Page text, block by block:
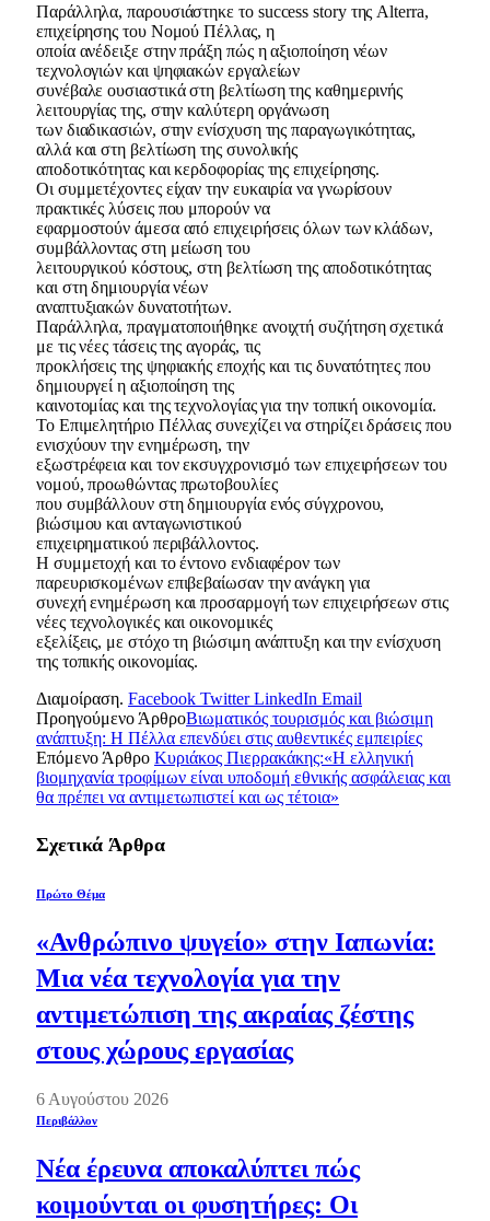
Παράλληλα, παρουσιάστηκε το success story της Alterra,
επιχείρησης του Νομού Πέλλας, η
οποία ανέδειξε στην πράξη πώς η αξιοποίηση νέων
τεχνολογιών και ψηφιακών εργαλείων
συνέβαλε ουσιαστικά στη βελτίωση της καθημερινής
λειτουργίας της, στην καλύτερη οργάνωση
των διαδικασιών, στην ενίσχυση της παραγωγικότητας,
αλλά και στη βελτίωση της συνολικής
αποδοτικότητας και κερδοφορίας της επιχείρησης.
Οι συμμετέχοντες είχαν την ευκαιρία να γνωρίσουν
πρακτικές λύσεις που μπορούν να
εφαρμοστούν άμεσα από επιχειρήσεις όλων των κλάδων,
συμβάλλοντας στη μείωση του
λειτουργικού κόστους, στη βελτίωση της αποδοτικότητας
και στη δημιουργία νέων
αναπτυξιακών δυνατοτήτων.
Παράλληλα, πραγματοποιήθηκε ανοιχτή συζήτηση σχετικά
με τις νέες τάσεις της αγοράς, τις
προκλήσεις της ψηφιακής εποχής και τις δυνατότητες που
δημιουργεί η αξιοποίηση της
καινοτομίας και της τεχνολογίας για την τοπική οικονομία.
Το Επιμελητήριο Πέλλας συνεχίζει να στηρίζει δράσεις που
ενισχύουν την ενημέρωση, την
εξωστρέφεια και τον εκσυγχρονισμό των επιχειρήσεων του
νομού, προωθώντας πρωτοβουλίες
που συμβάλλουν στη δημιουργία ενός σύγχρονου,
βιώσιμου και ανταγωνιστικού
επιχειρηματικού περιβάλλοντος.
Η συμμετοχή και το έντονο ενδιαφέρον των
παρευρισκομένων επιβεβαίωσαν την ανάγκη για
συνεχή ενημέρωση και προσαρμογή των επιχειρήσεων στις
νέες τεχνολογικές και οικονομικές
εξελίξεις, με στόχο τη βιώσιμη ανάπτυξη και την ενίσχυση
της τοπικής οικονομίας.
Διαμοίραση. Facebook Twitter LinkedIn Email
Προηγούμενο ΆρθροΒιωματικός τουρισμός και βιώσιμη
ανάπτυξη: Η Πέλλα επενδύει στις αυθεντικές εμπειρίες
Επόμενο Άρθρο Κυριάκος Πιερρακάκης:«Η ελληνική
βιομηχανία τροφίμων είναι υποδομή εθνικής ασφάλειας και
θα πρέπει να αντιμετωπιστεί και ως τέτοια»
Σχετικά Άρθρα
Πρώτο Θέμα
«Ανθρώπινο ψυγείο» στην Ιαπωνία:
Μια νέα τεχνολογία για την
αντιμετώπιση της ακραίας ζέστης
στους χώρους εργασίας
6 Αυγούστου 2026
Περιβάλλον
Νέα έρευνα αποκαλύπτει πώς
κοιμούνται οι φυσητήρες: Οι